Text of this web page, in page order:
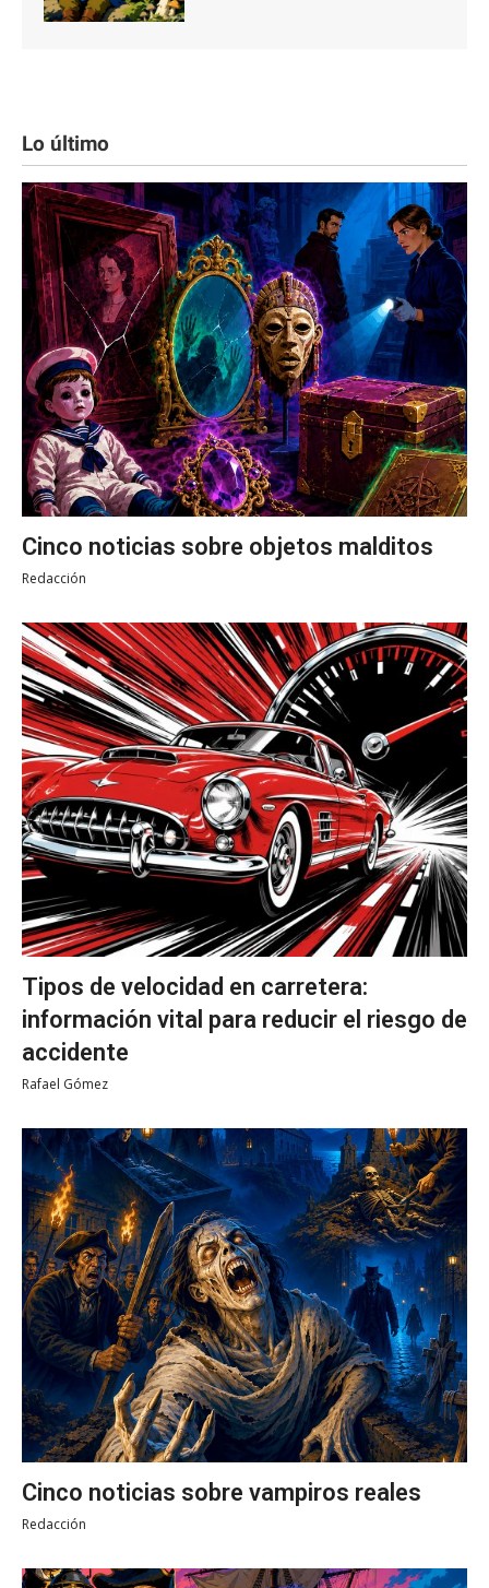
Lo último
Cinco noticias sobre objetos malditos
Redacción
Tipos de velocidad en carretera:
información vital para reducir el riesgo de
accidente
Rafael Gómez
Cinco noticias sobre vampiros reales
Redacción